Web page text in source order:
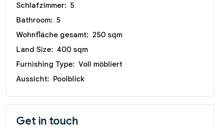
Schlafzimmer: 5
Bathroom: 5
Wohnfläche gesamt: 250 sqm
Land Size: 400 sqm
Furnishing Type: Voll möbliert
Aussicht: Poolblick
Get in touch